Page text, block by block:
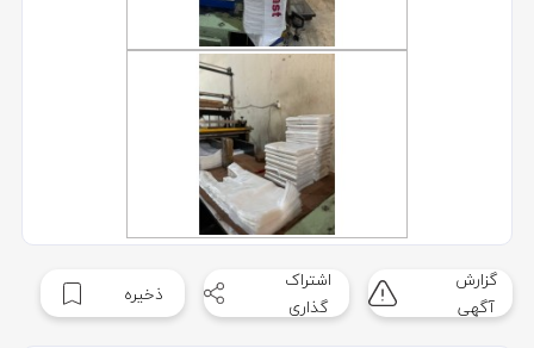
گزارش
آگهی
اشتراک
گذاری
ذخیره